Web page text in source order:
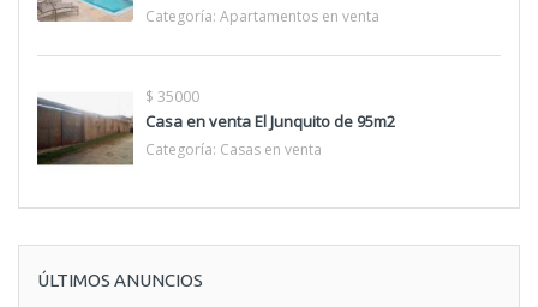
Categoría: Apartamentos en venta
$ 35000
Casa en venta El Junquito de 95m2
Categoría: Casas en venta
ÚLTIMOS ANUNCIOS